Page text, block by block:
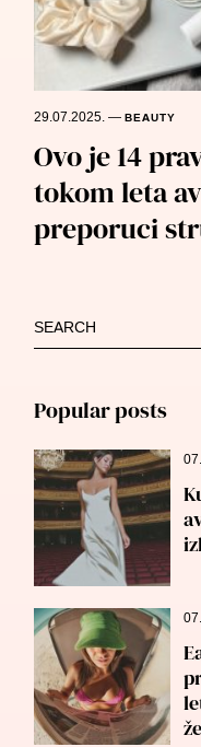
29.07.2025.—BEAUTY
Ovo je 14
tokom leta
preporuci
Search
for:
Popular posts